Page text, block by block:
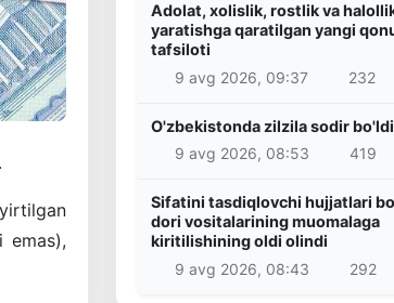
emas),
Adolat, xolislik, rostlik va
yaratishga qaratilgan yangi
tafsiloti
9 avg 2026, 09:37
232
O'zbekistonda zilzila sodir bo'ldi
9 avg 2026, 08:53
419
Sifatini tasdiqlovchi hujjatlari
dori vositalarining muomalaga
kiritilishining oldi olindi
9 avg 2026, 08:43
292